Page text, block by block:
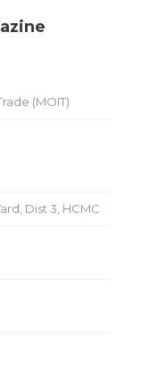
(MOIT)
Dist 3, HCMC